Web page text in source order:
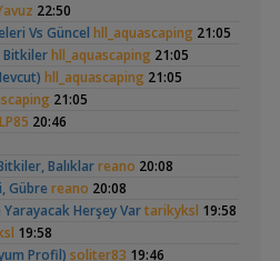
saturday,
Desin wolk23,12:03
3 😊
dreamcatcherr,09:15
Hakkında BilgiMinics,01:42
Tl Bütçeli DışfiltreSerpent
(200 Litre)
22:50
Vs Güncel hll_aquascaping 21:05
Bitkilerhll_aquascaping 21:05
hll_aquascaping 21:05
21:05
20:46
Balıklarreano 20:08
Gübre reano 20:08
Herşey Vartarikyksl 19:58
19:58
Profil) soliter83 19:46